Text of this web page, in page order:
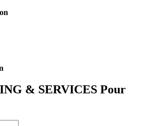
& SERVICES Pour